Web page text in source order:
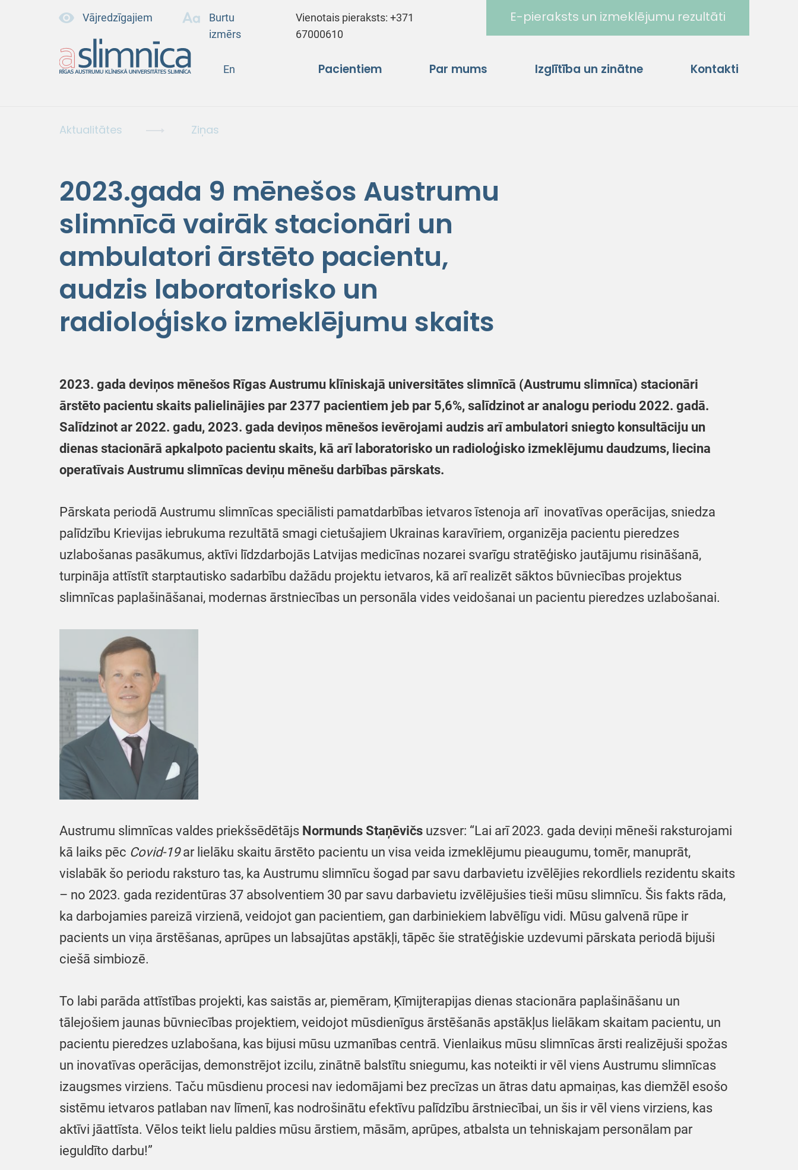
Vājredzīgajiem
Burtu
izmērs
Vienotais pieraksts:+371
67000610
E-pieraksts un izmeklējumu rezultāti
En Pacientiem Par mums Izglītība un zinātne Kontakti
Aktualitātes Ziņas
2023.gada 9 mēnešos Austrumu
slimnīcā vairāk stacionāri un
ambulatori ārstēto pacientu,
audzis laboratorisko un
radioloģisko izmeklējumu skaits
2023. gada deviņos mēnešos Rīgas Austrumu klīniskajā universitātes slimnīcā (Austrumu slimnīca) stacionāri
ārstēto pacientu skaits palielinājies par 2377 pacientiem jeb par 5,6%, salīdzinot ar analogu periodu 2022. gadā.
Salīdzinot ar 2022. gadu, 2023. gada deviņos mēnešos ievērojami audzis arī ambulatori sniegto konsultāciju un
dienas stacionārā apkalpoto pacientu skaits, kā arī laboratorisko un radioloģisko izmeklējumu daudzums, liecina
operatīvais Austrumu slimnīcas deviņu mēnešu darbības pārskats.
Pārskata periodā Austrumu slimnīcas speciālisti pamatdarbības ietvaros īstenoja arī inovatīvas operācijas, sniedza
palīdzību Krievijas iebrukuma rezultātā smagi cietušajiem Ukrainas karavīriem, organizēja pacientu pieredzes
uzlabošanas pasākumus, aktīvi līdzdarbojās Latvijas medicīnas nozarei svarīgu stratēģisko jautājumu risināšanā,
turpināja attīstīt starptautisko sadarbību dažādu projektu ietvaros, kā arī realizēt sāktos būvniecības projektus
slimnīcas paplašināšanai, modernas ārstniecības un personāla vides veidošanai un pacientu pieredzes uzlabošanai.
Austrumu slimnīcas valdes priekšsēdētājs Normunds Staņēvičs uzsver: “Lai arī 2023. gada deviņi mēneši raksturojami
kā laiks pēc Covid-19ar lielāku skaitu ārstēto pacientu un visa veida izmeklējumu pieaugumu, tomēr, manuprāt,
vislabāk šo periodu raksturo tas, ka Austrumu slimnīcu šogad par savu darbavietu izvēlējies rekordliels rezidentu skaits
– no 2023. gada rezidentūras 37 absolventiem 30 par savu darbavietu izvēlējušies tieši mūsu slimnīcu. Šis fakts rāda,
ka darbojamies pareizā virzienā, veidojot gan pacientiem, gan darbiniekiem labvēlīgu vidi. Mūsu galvenā rūpe ir
pacients un viņa ārstēšanas, aprūpes un labsajūtas apstākļi, tāpēc šie stratēģiskie uzdevumi pārskata periodā bijuši
ciešā simbiozē.
To labi parāda attīstības projekti, kas saistās ar, piemēram, Ķīmijterapijas dienas stacionāra paplašināšanu un
tālejošiem jaunas būvniecības projektiem, veidojot mūsdienīgus ārstēšanās apstākļus lielākam skaitam pacientu, un
pacientu pieredzes uzlabošana, kas bijusi mūsu uzmanības centrā. Vienlaikus mūsu slimnīcas ārsti realizējuši spožas
un inovatīvas operācijas, demonstrējot izcilu, zinātnē balstītu sniegumu, kas noteikti ir vēl viens Austrumu slimnīcas
izaugsmes virziens. Taču mūsdienu procesi nav iedomājami bez precīzas un ātras datu apmaiņas, kas diemžēl esošo
sistēmu ietvaros patlaban nav līmenī, kas nodrošinātu efektīvu palīdzību ārstniecībai, un šis ir vēl viens virziens, kas
aktīvi jāattīsta. Vēlos teikt lielu paldies mūsu ārstiem, māsām, aprūpes, atbalsta un tehniskajam personālam par
ieguldīto darbu!”